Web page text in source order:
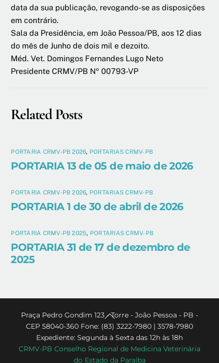
data da sua publicação, revogando-se as disposições
em contrário.
Sala da Presidência, em João Pessoa/PB, aos 12 dias
do mês de Junho de dois mil e dezoito.
Méd. Vet. Domingos Fernandes Lugo Neto
Presidente CRMV/PB Nº 00793-VP
Related Posts
PORTARIA CRMV-PB 2026, PORTARIAS CRMV-PB
PORTARIA 13 de 05 de maio de 2026
PORTARIA CRMV-PB 2026, PORTARIAS CRMV-PB
PORTARIA 1 de 30 de abril de 2026
PORTARIA CRMV-PB 2025, PORTARIAS CRMV-PB
PORTARIA 31 de 17 de dezembro de
2025
Back
To
Top
Praça Pedro Gondim 123 - Torre - João Pessoa - PB -
CEP 58040-360 Fone: (83) 3222-7980 | 3578-7980
Expediente: Segunda à Sexta das 12h às 18h
CRMV-PB Conselho Regional de Medicina Veterinária
do Estado da Paraíba